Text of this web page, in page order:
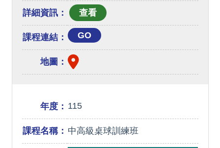
詳細資訊：
課程連結： GO
地圖：
年度： 115
課程名稱： 中高級桌球訓練班